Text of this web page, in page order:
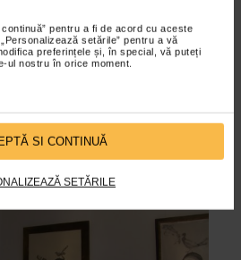
pentru a fi de acord cu aceste
setările” pentru a vă
preferințele și, în special, vă puteți
ul nostru în orice moment.
SI CONTINUĂ
SETĂRILE
Fara Pictura
de Arta Bucuresti, in cadrul
Ion Anghel, Cezar...